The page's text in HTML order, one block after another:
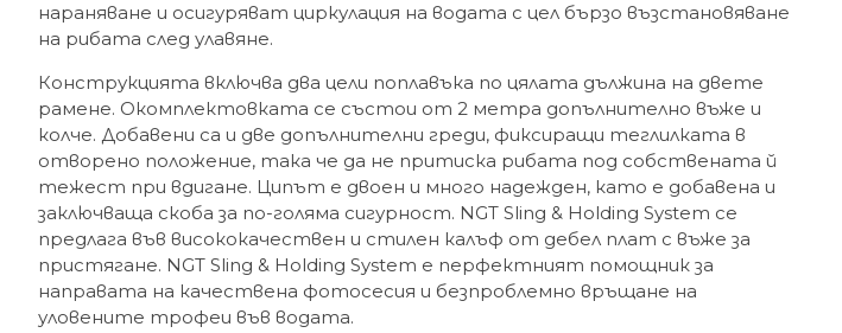
нараняване и осигуряват циркулация на водата с цел бързо възстановяване
на рибата след улавяне.
Конструкцията включва два цели поплавъка по цялата дължина на двете
рамене. Окомплектовката се състои от 2 метра допълнително въже и
колче. Добавени са и две допълнителни греди, фиксиращи теглилката в
отворено положение, така че да не притиска рибата под собствената й
тежест при вдигане. Ципът е двоен и много надежден, като е добавена и
заключваща скоба за по-голяма сигурност. NGT Sling & Holding System се
предлага във висококачествен и стилен калъф от дебел плат с въже за
пристягане. NGT Sling & Holding System е перфектният помощник за
направата на качествена фотосесия и безпроблемно връщане на
уловените трофеи във водата.